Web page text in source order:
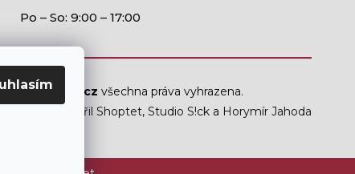
Po – So: 9:00 – 17:00
Stramis.cz všechna práva vyhrazena.
Vytvořil Shoptet,Studio S!ck a Horymír Jahoda